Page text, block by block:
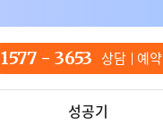
1577 - 3653 상담 예약
성공기